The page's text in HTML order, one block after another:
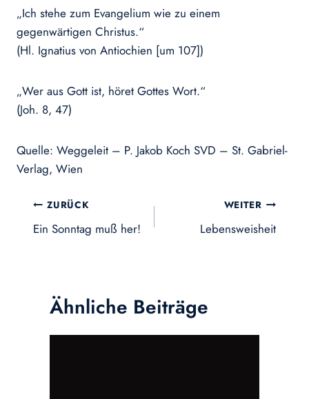
„Ich stehe zum Evangelium wie zu einem
gegenwärtigen Christus.“
(Hl. Ignatius von Antiochien [um 107])
„Wer aus Gott ist, höret Gottes Wort.“
(Joh. 8, 47)
Quelle: Weggeleit – P. Jakob Koch SVD – St. Gabriel-
Verlag, Wien
Beitragsnavigation
ZURÜCK
Ein Sonntag muß her!
WEITER
Lebensweisheit
Ähnliche Beiträge